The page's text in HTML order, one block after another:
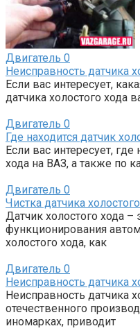
Двигатель 0
Неисправность датчика
Если вас интересует,
датчика холостого хода
Двигатель 0
Где находится датчик
Если вас интересует, где
хода на ВАЗ, а также по
Двигатель 0
Чистка датчика
Датчик холостого хода –
функционирования
холостого хода, как
Двигатель 0
Неисправность датчика
Неисправность датчика
отечественного
иномарках, приводит